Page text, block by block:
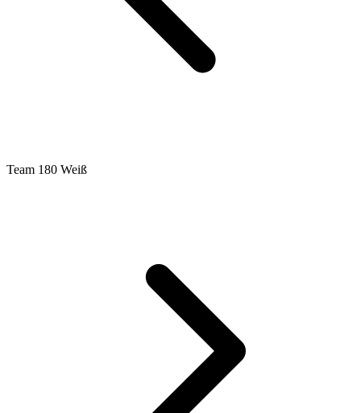
Team 180 Weiß